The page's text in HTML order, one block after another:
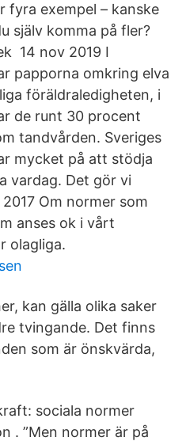
fyra exempel – kanske
själv komma på fler?
14 nov 2019 I
papporna omkring elva
föräldraledigheten, i
de runt 30 procent
tandvården. Sveriges
mycket på att stödja
vardag. Det gör vi
Om normer som
anses ok i vårt
olagliga.
kan gälla olika saker
tvingande. Det finns
som är önskvärda,
sociala normer
. ”Men normer är på